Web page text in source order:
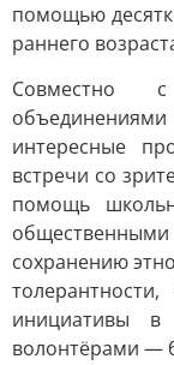
помощью
раннего
Совместно
объединениями
интересные
встречи со
помощь
сохранению
инициативы в
волонтёрами —